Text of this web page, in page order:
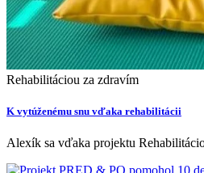
Rehabilitáciou za zdravím
K vytúženému snu vďaka rehabilitácii
Alexík sa vďaka projektu